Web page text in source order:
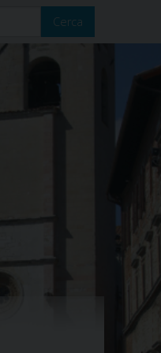
Cerca